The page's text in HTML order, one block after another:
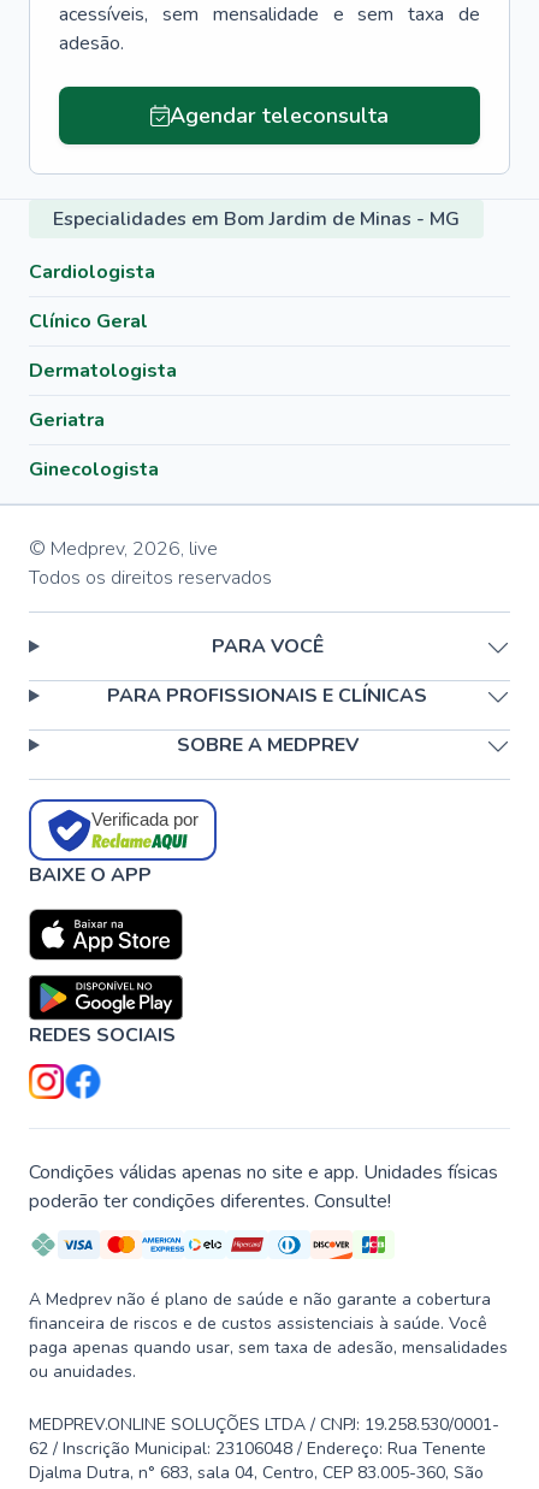
acessíveis, sem mensalidade e sem taxa de
adesão.
Agendar teleconsulta
Especialidades em Bom Jardim de Minas - MG
Cardiologista
Clínico Geral
Dermatologista
Geriatra
Ginecologista
© Medprev, 2026, live
Todos os direitos reservados
PARA VOCÊ
PARA PROFISSIONAIS E CLÍNICAS
SOBRE A MEDPREV
Verificada por
BAIXE O APP
REDES SOCIAIS
Condições válidas apenas no site e app. Unidades físicas
poderão ter condições diferentes. Consulte!
A Medprev não é plano de saúde e não garante a cobertura
financeira de riscos e de custos assistenciais à saúde. Você
paga apenas quando usar, sem taxa de adesão, mensalidades
ou anuidades.
MEDPREV.ONLINE SOLUÇÕES LTDA / CNPJ: 19.258.530/0001-
62 / Inscrição Municipal: 23106048 / Endereço: Rua Tenente
Djalma Dutra, n° 683, sala 04, Centro, CEP 83.005-360, São